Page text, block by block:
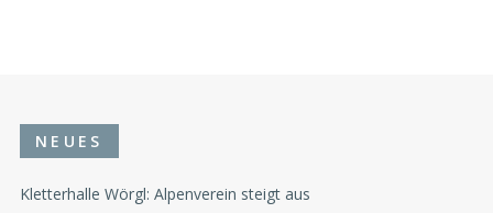
NEUES
Kletterhalle Wörgl: Alpenverein steigt aus